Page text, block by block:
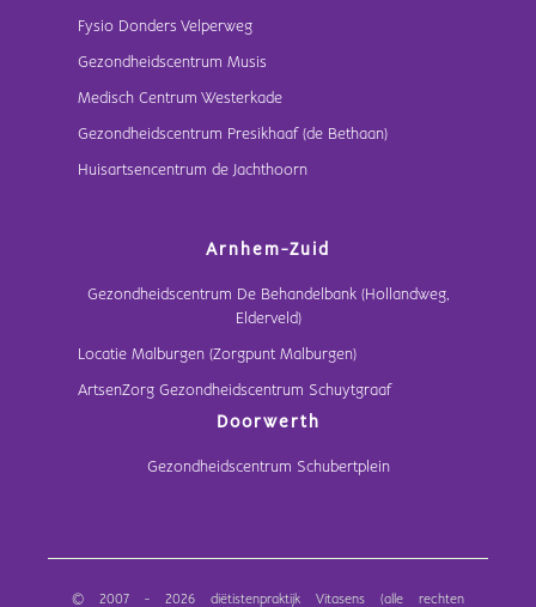
Fysio Donders Velperweg
Gezondheidscentrum Musis
Medisch Centrum Westerkade
Gezondheidscentrum Presikhaaf (de Bethaan)
Huisartsencentrum de Jachthoorn
Arnhem-Zuid
Gezondheidscentrum De Behandelbank (Hollandweg,
Elderveld)
Locatie Malburgen (Zorgpunt Malburgen)
ArtsenZorg Gezondheidscentrum Schuytgraaf
Doorwerth
Gezondheidscentrum Schubertplein
© 2007 - 2026 diëtistenpraktijk Vitasens (alle rechten